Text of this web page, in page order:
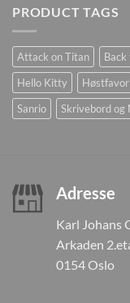
PRODUCT TAGS
Attack on Titan Back
Hello Kitty
Sanrio
Skrivebord
Adresse
Karl Johans
Arkaden
0154 Oslo